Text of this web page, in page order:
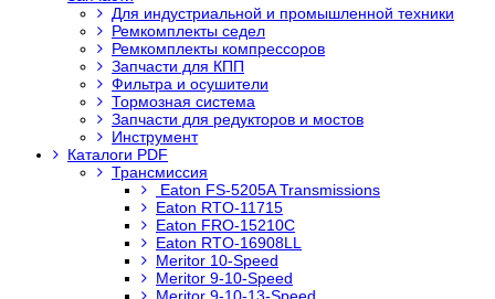
Для индустриальной и промышленной техники
Ремкомплекты седел
Ремкомплекты компрессоров
Запчасти для КПП
Фильтра и осушители
Тормозная система
Запчасти для редукторов и мостов
Инструмент
Каталоги PDF
Трансмиссия
Eaton FS-5205A Transmissions
Eaton RTO-11715
Eaton FRO-15210C
Eaton RTO-16908LL
Meritor 10-Speed
Meritor 9-10-Speed